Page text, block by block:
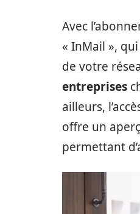
Avec
« InMail »,
de votre
entreprises
ailleurs,
offre un
permettant